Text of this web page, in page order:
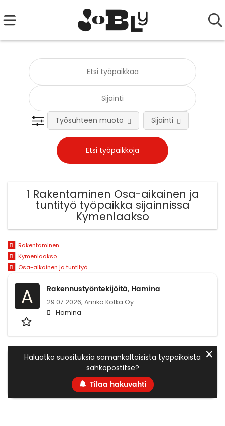
Työsuhteen muoto Sijainti
1 Rakentaminen Osa-aikainen ja
tuntityö työpaikka sijainnissa
Kymenlaakso
Rakentaminen
Kymenlaakso
Osa-aikainen ja tuntityö
A Rakennustyöntekijöitä, Hamina
29.07.2026, Amiko Kotka Oy
Hamina
Haluatko suosituksia samankaltaisista työpaikoista
sähköpostitse?
Tilaa hakuvahti
✕